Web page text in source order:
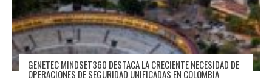
GENETEC MINDSET360 DESTACA LA CRECIENTE NECESIDAD DE
OPERACIONES DE SEGURIDAD UNIFICADAS EN COLOMBIA